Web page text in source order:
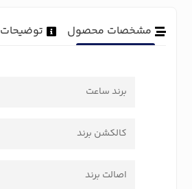
مشخصات محصول توضیحات
برند ساعت
کالکشن برند
اصالت برند